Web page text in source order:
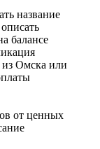
название
балансе
Омска или
от ценных